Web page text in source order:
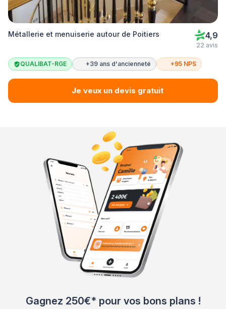
Métallerie et menuiserie autour de Poitiers 4,9
22 avis
QUALIBAT-RGE +39 ans d'ancienneté +95 NPS
Je veux un devis gratuit
Gagnez 250€* pour vos bons plans !